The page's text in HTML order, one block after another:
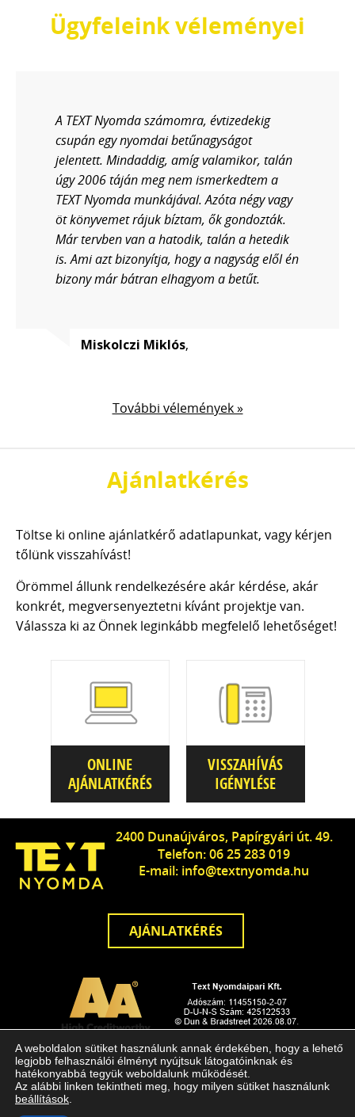
Ügyfeleink véleményei
A TEXT Nyomda számomra, évtizedekig
csupán egy nyomdai betűnagyságot
jelentett. Mindaddig, amíg valamikor, talán
úgy 2006 táján meg nem ismerkedtem a
TEXT Nyomda munkájával. Azóta négy vagy
öt könyvemet rájuk bíztam, ők gondozták.
Már tervben van a hatodik, talán a hetedik
is. Ami azt bizonyítja, hogy a nagyság elől én
bizony már bátran elhagyom a betűt.
Miskolczi Miklós,
További vélemények »
Ajánlatkérés
Töltse ki online ajánlatkérő adatlapunkat, vagy kérjen
tőlünk visszahívást!
Örömmel állunk rendelkezésére akár kérdése, akár
konkrét, megversenyeztetni kívánt projektje van.
Válassza ki az Önnek leginkább megfelelő lehetőséget!
ONLINE
AJÁNLATKÉRÉS
VISSZAHÍVÁS
IGÉNYLÉSE
2400 Dunaújváros, Papírgyári út. 49.
Telefon: 06 25 283 019
E-mail: info@textnyomda.hu
AJÁNLATKÉRÉS
© Copyright Text Nyomdaipari Kft. Minde jog fenntartva!
Arculattervezés, honlaptervezés: Kreatív Vonalak
Adatvédelem
A weboldalon sütiket használunk annak érdekében, hogy a lehető
legjobb felhasználói élményt nyújtsuk látogatóinknak és
hatékonyabbá tegyük weboldalunk működését.
Az alábbi linken tekintheti meg, hogy milyen sütiket használunk
beállítások